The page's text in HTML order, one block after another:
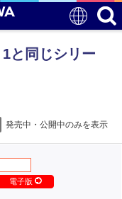
と同じシリー
発売中・公開中のみを表示
電子版